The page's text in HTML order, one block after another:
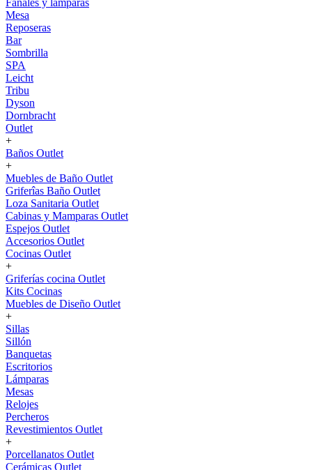
Fanales y lamparas
Mesa
Reposeras
Bar
Sombrilla
SPA
Leicht
Tribu
Dyson
Dornbracht
Outlet
+
Baños Outlet
+
Muebles de Baño Outlet
Griferîas Baño Outlet
Loza Sanitaria Outlet
Cabinas y Mamparas Outlet
Espejos Outlet
Accesorios Outlet
Cocinas Outlet
+
Griferías cocina Outlet
Kits Cocinas
Muebles de Diseño Outlet
+
Sillas
Sillón
Banquetas
Escritorios
Lámparas
Mesas
Relojes
Percheros
Revestimientos Outlet
+
Porcellanatos Outlet
Cerámicas Outlet